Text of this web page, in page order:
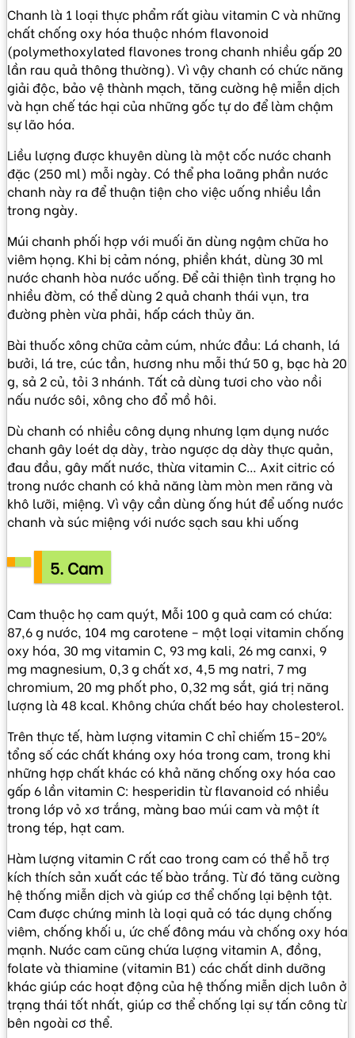
Chanh là 1 loại thực phẩm rất giàu vitamin C và những
chất chống oxy hóa thuộc nhóm flavonoid
(polymethoxylated flavones trong chanh nhiều gấp 20
lần rau quả thông thường). Vì vậy chanh có chức năng
giải độc, bảo vệ thành mạch, tăng cường hệ miễn dịch
và hạn chế tác hại của những gốc tự do để làm chậm
sự lão hóa.
Liều lượng được khuyên dùng là một cốc nước chanh
đặc (250 ml) mỗi ngày. Có thể pha loãng phần nước
chanh này ra để thuận tiện cho việc uống nhiều lần
trong ngày.
Múi chanh phối hợp với muối ăn dùng ngậm chữa ho
viêm họng. Khi bị cảm nóng, phiền khát, dùng 30 ml
nước chanh hòa nước uống. Để cải thiện tình trạng ho
nhiều đờm, có thể dùng 2 quả chanh thái vụn, tra
đường phèn vừa phải, hấp cách thủy ăn.
Bài thuốc xông chữa cảm cúm, nhức đầu: Lá chanh, lá
bưởi, lá tre, cúc tần, hương nhu mỗi thứ 50 g, bạc hà 20
g, sả 2 củ, tỏi 3 nhánh. Tất cả dùng tươi cho vào nồi
nấu nước sôi, xông cho đổ mồ hôi.
Dù chanh có nhiều công dụng nhưng lạm dụng nước
chanh gây loét dạ dày, trào ngược dạ dày thực quản,
đau đầu, gây mất nước, thừa vitamin C… Axit citric có
trong nước chanh có khả năng làm mòn men răng và
khô lưỡi, miệng. Vì vậy cần dùng ống hút để uống nước
chanh và súc miệng với nước sạch sau khi uống
5. Cam
Cam thuộc họ cam quýt, Mỗi 100 g quả cam có chứa:
87,6 g nước, 104 mg carotene – một loại vitamin chống
oxy hóa, 30 mg vitamin C, 93 mg kali, 26 mg canxi, 9
mg magnesium, 0,3 g chất xơ, 4,5 mg natri, 7 mg
chromium, 20 mg phốt pho, 0,32 mg sắt, giá trị năng
lượng là 48 kcal. Không chứa chất béo hay cholesterol.
Trên thực tế, hàm lượng vitamin C chỉ chiếm 15-20%
tổng số các chất kháng oxy hóa trong cam, trong khi
những hợp chất khác có khả năng chống oxy hóa cao
gấp 6 lần vitamin C: hesperidin từ flavanoid có nhiều
trong lớp vỏ xơ trắng, màng bao múi cam và một ít
trong tép, hạt cam.
Hàm lượng vitamin C rất cao trong cam có thể hỗ trợ
kích thích sản xuất các tế bào trắng. Từ đó tăng cường
hệ thống miễn dịch và giúp cơ thể chống lại bệnh tật.
Cam được chứng minh là loại quả có tác dụng chống
viêm, chống khối u, ức chế đông máu và chống oxy hóa
mạnh. Nước cam cũng chứa lượng vitamin A, đồng,
folate và thiamine (vitamin B1) các chất dinh dưỡng
khác giúp các hoạt động của hệ thống miễn dịch luôn ở
trạng thái tốt nhất, giúp cơ thể chống lại sự tấn công từ
bên ngoài cơ thể.